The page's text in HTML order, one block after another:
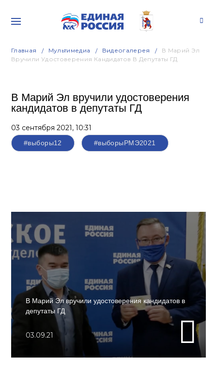
Главная Мультимедиа Видеогалерея
В Марий Эл
Вручили Удостоверения Кандидатов В Депутаты ГД
В Марий Эл вручили удостоверения
кандидатов в депутаты ГД
03 сентября 2021, 10:31
#выборы12 #выборыРМЭ2021
В Марий Эл вручили удостоверения кандидатов в
депутаты ГД
03.09.21